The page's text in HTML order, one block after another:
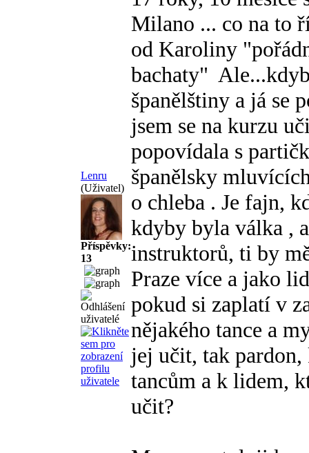
Lenru
(Uživatel)
Příspěvky:
13
Milano ... co na to
od Karoliny
bachaty"
španělštiny a já se
jsem se na kurzu
popovídala s
španělsky
o chleba . Je fajn,
kdyby byla válka ,
instruktorů, ti by
Praze více a jako
pokud si zaplatí v
nějakého tance a
jej učit, tak
tancům a k lidem,
učit?